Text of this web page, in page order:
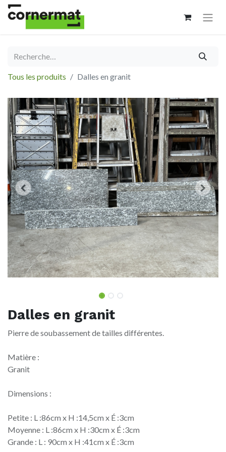
Tous les produits Dalles en granit
Dalles en granit
Pierre de soubassement de tailles différentes.
Matière :
Granit
Dimensions :
Petite : L :86cm x H :14,5cm x É :3cm
Moyenne : L :86cm x H :30cm x É :3cm
Grande : L : 90cm x H :41cm x É :3cm